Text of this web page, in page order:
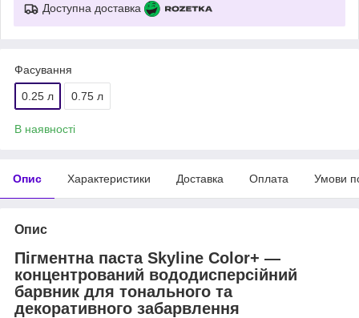
Доступна доставка
Фасування
0.25 л 0.75 л
В наявності
Опис Характеристики Доставка Оплата Умови
Опис
Пігментна паста Skyline Color+ —
концентрований вододисперсійний
барвник для тонального та
декоративного забарвлення